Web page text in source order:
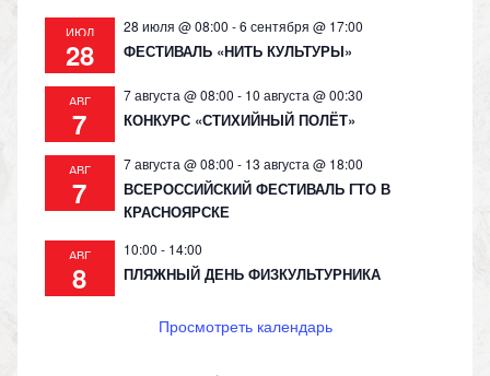
ИЮЛ
28
28 июля @ 08:00 -6 сентября @ 17:00
ФЕСТИВАЛЬ «НИТЬ КУЛЬТУРЫ»
АВГ
7
7 августа @ 08:00 - 10 августа @ 00:30
КОНКУРС «СТИХИЙНЫЙ ПОЛЁТ»
АВГ
7
7 августа @ 08:00 - 13 августа @ 18:00
ВСЕРОССИЙСКИЙ ФЕСТИВАЛЬ ГТО В
КРАСНОЯРСКЕ
АВГ
8
10:00 - 14:00
ПЛЯЖНЫЙ ДЕНЬ ФИЗКУЛЬТУРНИКА
Просмотреть календарь